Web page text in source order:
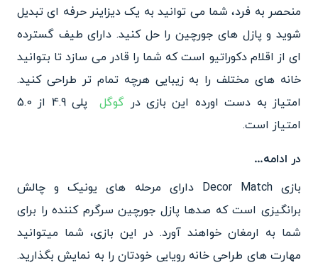
منحصر به فرد، شما می توانید به یک دیزاینر حرفه ای تبدیل
شوید و پازل های جورچین را حل کنید. دارای طیف گسترده
ای از اقلام دکوراتیو است که شما را قادر می سازد تا بتوانید
خانه های مختلف را به زیبایی هرچه تمام تر طراحی کنید.
امتیاز به دست اورده این بازی در گوگل
پلی 4.9 از 5.0
امتیاز است.
در ادامه…
بازی Decor Match دارای مرحله های یونیک و چالش
برانگیزی است که صدها پازل جورچین سرگرم کننده را برای
شما به ارمغان خواهند آورد. در این بازی، شما میتوانید
مهارت های طراحی خانه رویایی خودتان را به نمایش بگذارید.